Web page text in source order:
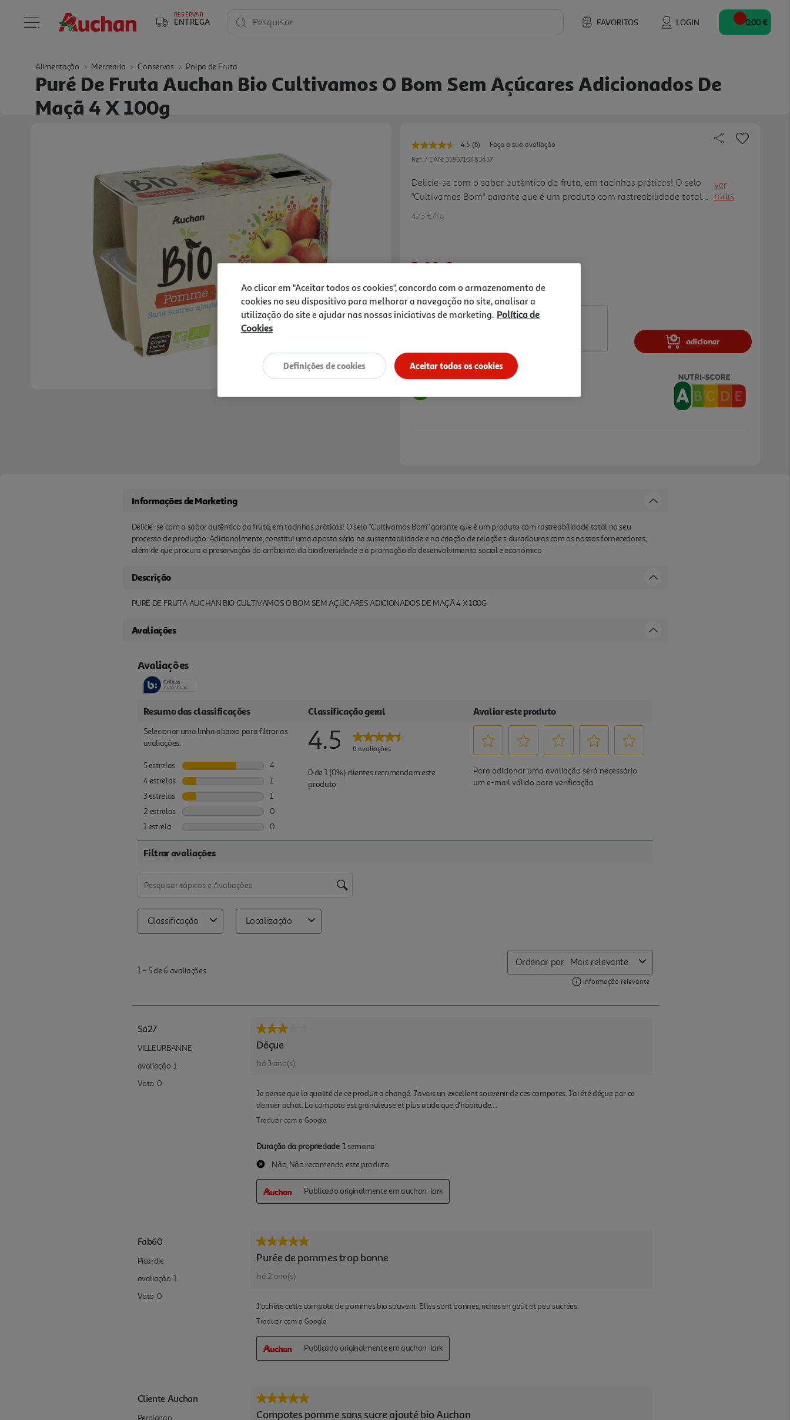
RESERVAR
ENTREGA FAVORITOS LOGIN
Pesquisar 0,00 €
Alimentação Mercearia Conservas Polpa de Fruta
Puré De Fruta Auchan Bio Cultivamos O Bom Sem Açúcares Adicionados De
Maçã 4 X 100g
4.5 Leu
6
para
a
(6)
Faça a sua avaliação
Ref. / EAN: 3596710483457
Delicie-se com o sabor autêntico da fruta, em tacinhas práticas! O selo
"Cultivamos Bom" garante que é um produto com rastreabilidade total
no seu processo de produção. Adicionalmente, constitui uma aposta séria
ver
mais
4.73 €/Kg
1,89 €
Notas de preparação
adicionar
Informações de Marketing
Delicie-se com o sabor autêntico da fruta, em tacinhas práticas! O selo "Cultivamos Bom" garante que é um produto com rastreabilidade total no seu
processo de produção. Adicionalmente, constitui uma aposta séria na sustentabilidade e na criação de relaçõe s duradouras com os nossos fornecedores,
além de que procura a preservação do ambiente, da biodiversidade e a promoção do desenvolvimento social e económico
Descrição
PURÉ DE FRUTA AUCHAN BIO CULTIVAMOS O BOM SEM AÇÚCARES ADICIONADOS DE MAÇÃ 4 X 100G
Avaliações
Ao clicar em "Aceitar todos os cookies", concorda com o armazenamento de
cookies no seu dispositivo para melhorar a navegação no site, analisar a
utilização do site e ajudar nas nossas iniciativas de marketing. Política de
Cookies
Aceitar todos os cookies
Definições de cookies